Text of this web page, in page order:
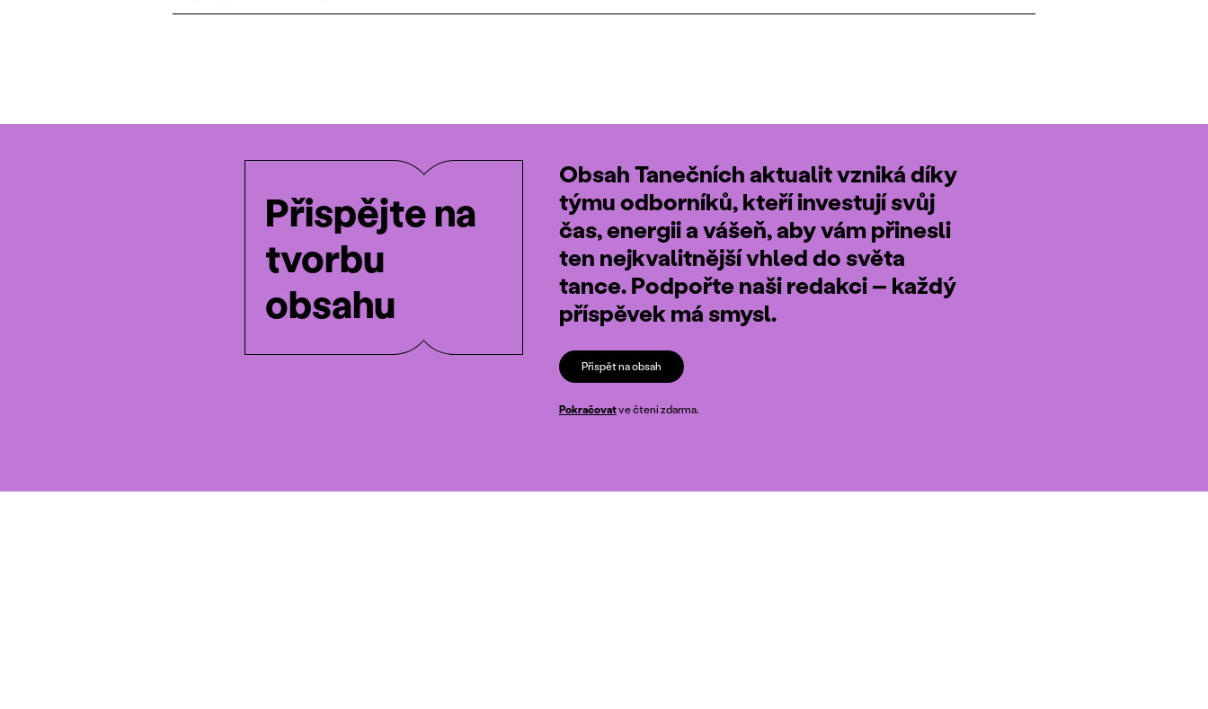
Přispějte na
tvorbu
obsahu
Obsah Tanečních aktualit vzniká díky
týmu odborníků, kteří investují svůj
čas, energii a vášeň, aby vám přinesli
ten nejkvalitnější vhled do světa
tance. Podpořte naši redakci – každý
příspěvek má smysl.
Přispět na obsah
Pokračovatve čtení zdarma.